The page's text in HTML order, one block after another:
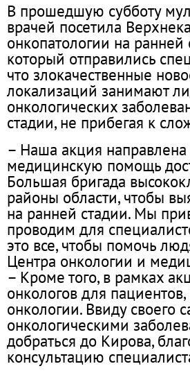
В прошедшую субботу
врачей посетила
онкопатологии на
который отправились
что злокачественные
локализаций занимают
онкологических
стадии, не прибегая к
– Наша акция
медицинскую помощь
Большая бригада
районы области, чтобы
на ранней стадии. Мы
проводим для
это все, чтобы помочь
Центра онкологии и
– Кроме того, в рамках
онкологов для
онкологии. Ввиду своего
онкологическими
добраться до Кирова,
консультацию